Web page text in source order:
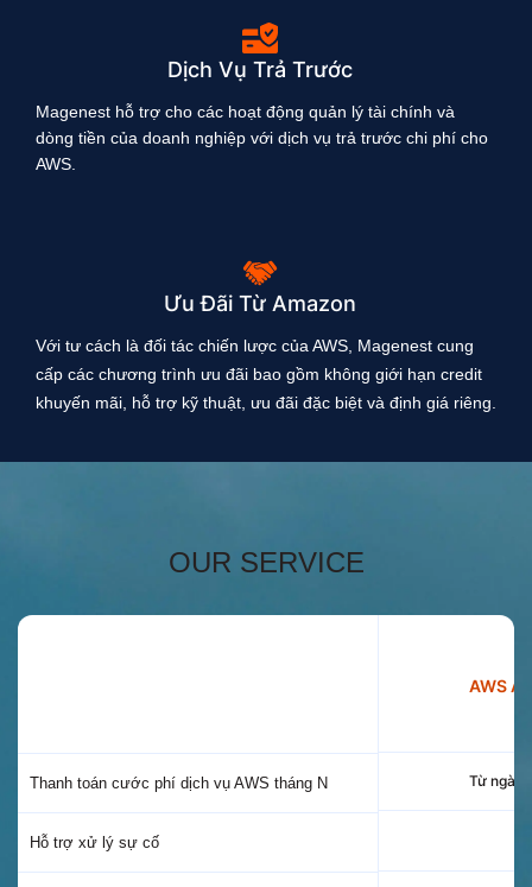
Dịch Vụ Trả Trước
Magenest hỗ trợ cho các hoạt động quản lý tài chính và
dòng tiền của doanh nghiệp với dịch vụ trả trước chi phí cho
AWS.
Ưu Đãi Từ Amazon
Với tư cách là đối tác chiến lược của AWS, Magenest cung
cấp các chương trình ưu đãi bao gồm không giới hạn credit
khuyến mãi, hỗ trợ kỹ thuật, ưu đãi đặc biệt và định giá riêng.
OUR SERVICE
Thanh toán cước phí dịch vụ AWS tháng N
Hỗ trợ xử lý sự cố
AWS
Từ ngày